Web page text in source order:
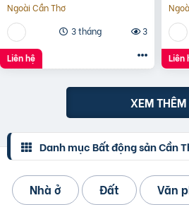
Ngoài Cần Thơ
3 tháng
3
Liên hệ Liên
XEM THÊM
Danh mục Bất động sản Cần
Nhà ở Đất
Văn